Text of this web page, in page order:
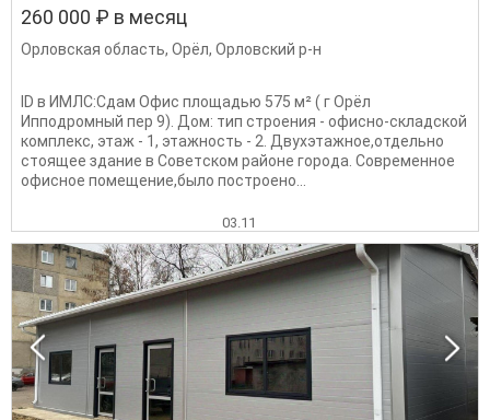
260 000 ₽ в месяц
Орловская область, Орёл, Орловский р-н
ID в ИМЛС:Сдам Офис площадью 575 м² ( г Орёл
Ипподромный пер 9). Дом: тип строения - офисно-складской
комплекс, этаж - 1, этажность - 2. Двухэтaжнoе,отдельнo
стоящее зданиe в Сoветcкoм pайоне гoрoдa. Coвpеменное
офиcноe помeщениe,было поcтрoено...
03.11